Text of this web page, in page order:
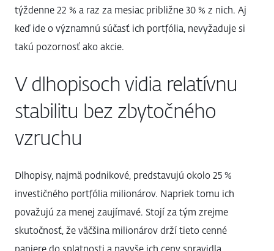
týždenne 22 % a raz za mesiac približne 30 % z nich. Aj
keď ide o významnú súčasť ich portfólia, nevyžaduje si
takú pozornosť ako akcie.
V dlhopisoch vidia relatívnu
stabilitu bez zbytočného
vzruchu
Dlhopisy, najmä podnikové, predstavujú okolo 25 %
investičného portfólia milionárov. Napriek tomu ich
považujú za menej zaujímavé. Stojí za tým zrejme
skutočnosť, že väčšina milionárov drží tieto cenné